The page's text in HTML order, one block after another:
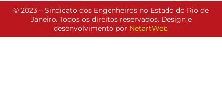
© 2023 – Sindicato dos Engenheiros no Estado do Rio de
Janeiro. Todos os direitos reservados. Design e
desenvolvimento por NetartWeb.